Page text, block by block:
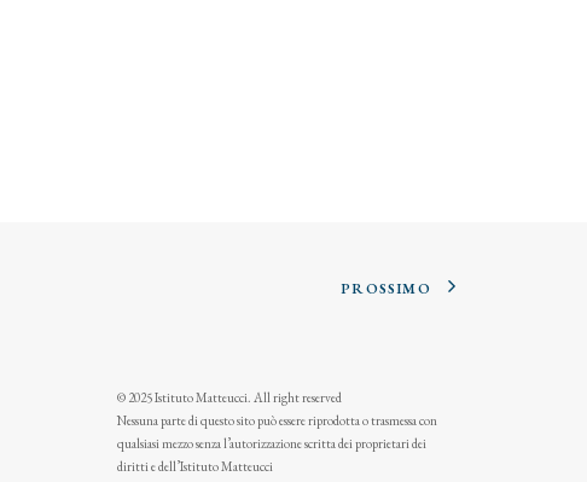
PROSSIMO
© 2025 Istituto Matteucci. All right reserved
Nessuna parte di questo sito può essere riprodotta o trasmessa con
qualsiasi mezzo senza l’autorizzazione scritta dei proprietari dei
diritti e dell’Istituto Matteucci